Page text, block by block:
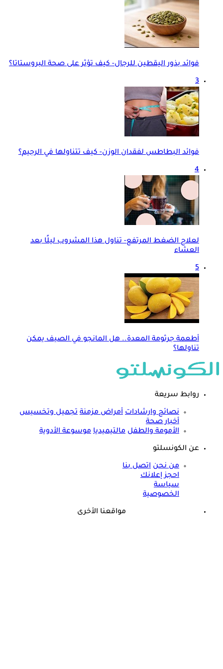
فوائد بذور اليقطين للرجال- كيف تؤثر على صحة البروستاتا؟
3
فوائد البطاطس لفقدان الوزن- كيف تتناولها في الرجيم؟
4
لعلاج الضغط المرتفع- تناول هذا المشروب ليلًا بعد
العشاء
5
أطعمة جرثومة المعدة.. هل المانجو في الصيف يمكن
تناولها؟
روابط سريعة
نصائح وارشادات أمراض مزمنة تجميل وتخسيس
أخبار صحة
الأمومة والطفل مالتيميديا موسوعة الأدوية
عن الكونسلتو
من نحن اتصل بنا
احجز إعلانك
سياسة
الخصوصية
مواقعنا الأخرى